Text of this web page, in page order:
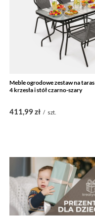
Meble ogrodowe zestaw na
4 krzesła i stół czarno-szary
411,99 zł / szt.